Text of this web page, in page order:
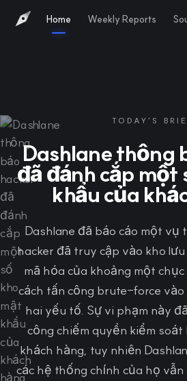
Home Weekly Reports
TODAY'S
Dashlane thông
đã đánh cắp một
khẩu của
Dashlane đã báo cáo một vụ
hacker đã truy cập vào kho
mã hóa của khoảng một
cách tấn công brute-force
hai yếu tố. Sự vi phạm này
công chiếm quyền kiểm
khách hàng, tuy nhiên
các hệ thống chính của họ vẫn